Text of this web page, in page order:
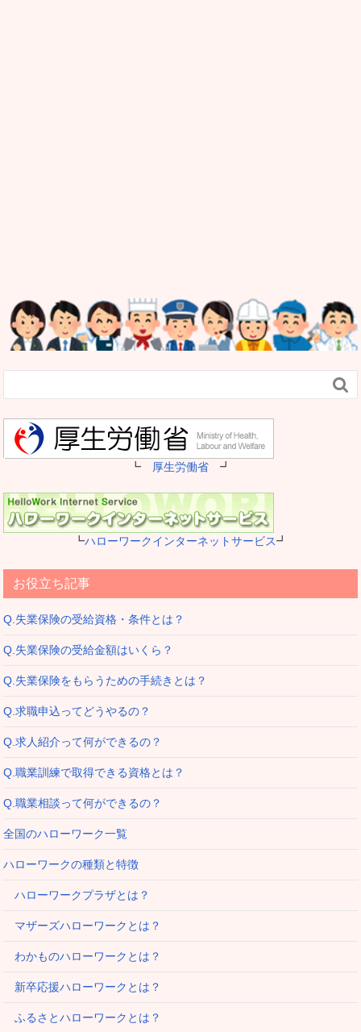

┗ 厚生労働省 ┛
┗ハローワークインターネットサービス┛
お役立ち記事
Q.失業保険の受給資格・条件とは？
Q.失業保険の受給金額はいくら？
Q.失業保険をもらうための手続きとは？
Q.求職申込ってどうやるの？
Q.求人紹介って何ができるの？
Q.職業訓練で取得できる資格とは？
Q.職業相談って何ができるの？
全国のハローワーク一覧
ハローワークの種類と特徴
ハローワークプラザとは？
マザーズハローワークとは？
わかものハローワークとは？
新卒応援ハローワークとは？
ふるさとハローワークとは？